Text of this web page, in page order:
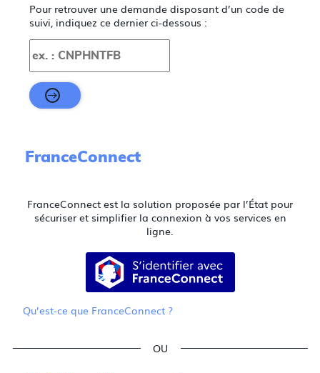
Pour retrouver une demande disposant d’un code de
suivi, indiquez ce dernier ci-dessous :
Code de suivi
FranceConnect
FranceConnect est la solution proposée par l’État pour
sécuriser et simplifier la connexion à vos services en
ligne.
S’identifier avec FranceConnect
Qu’est-ce que FranceConnect ?